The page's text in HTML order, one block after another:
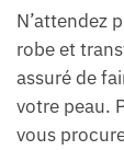
N’attendez
robe et
assuré de
votre peau.
vous